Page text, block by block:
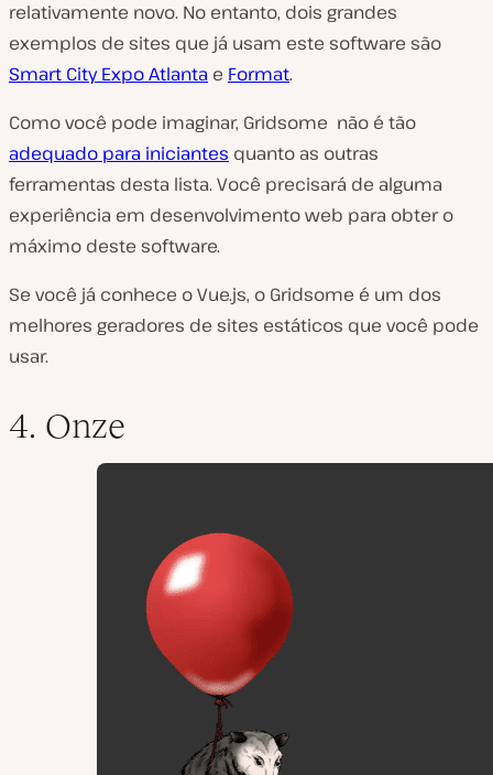
relativamente novo. No entanto, dois grandes
exemplos de sites que já usam este software são
Smart City Expo Atlanta e Format.
Como você pode imaginar, Gridsome não é tão
adequado para iniciantes quanto as outras
ferramentas desta lista. Você precisará de alguma
experiência em desenvolvimento web para obter o
máximo deste software.
Se você já conhece o Vue.js, o Gridsome é um dos
melhores geradores de sites estáticos que você pode
usar.
4. Onze